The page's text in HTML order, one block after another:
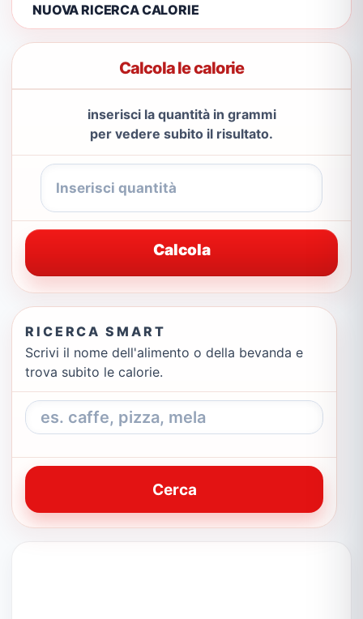
NUOVA RICERCA CALORIE
Calcola le calorie
inserisci la quantità in grammi
per vedere subito il risultato.
Calcola
RICERCA SMART
Scrivi il nome dell'alimento o della bevanda e
trova subito le calorie.
Cerca